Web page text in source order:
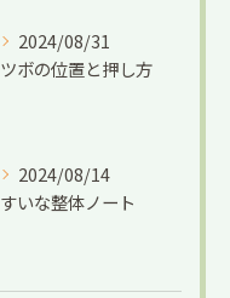
2024/08/31
ツボの位置と押し方
2024/08/14
すいな整体ノート